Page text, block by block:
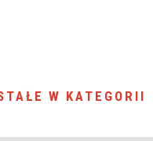
W KATEGORII